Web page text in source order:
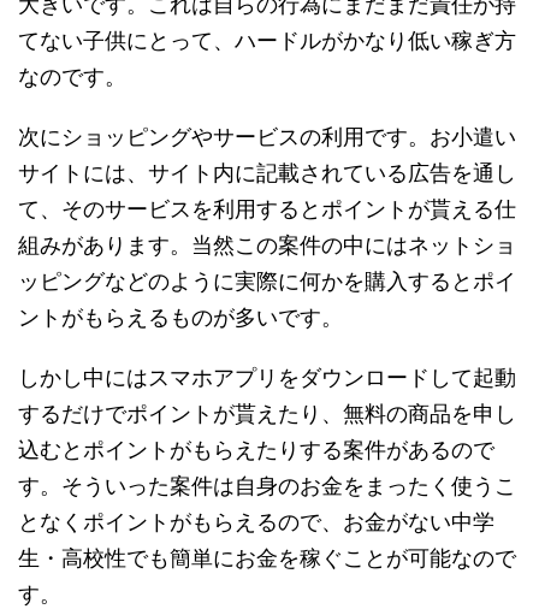
てない子供にとって、ハードルがかなり低い稼ぎ方
なのです。
次にショッピングやサービスの利用です。お小遣い
サイトには、サイト内に記載されている広告を通し
て、そのサービスを利用するとポイントが貰える仕
組みがあります。当然この案件の中にはネットショ
ッピングなどのように実際に何かを購入するとポイ
ントがもらえるものが多いです。
しかし中にはスマホアプリをダウンロードして起動
するだけでポイントが貰えたり、無料の商品を申し
込むとポイントがもらえたりする案件があるので
す。そういった案件は自身のお金をまったく使うこ
となくポイントがもらえるので、お金がない中学
生・高校性でも簡単にお金を稼ぐことが可能なので
す。